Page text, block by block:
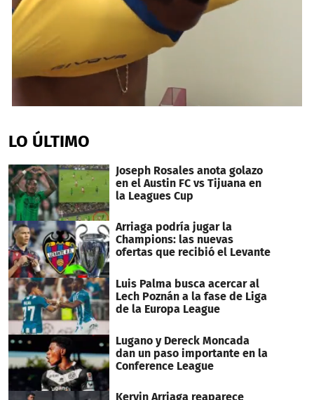
of
1
25
seconds
LO ÚLTIMO
Joseph Rosales anota golazo
en el Austin FC vs Tijuana en
la Leagues Cup
Arriaga podría jugar la
Champions: las nuevas
ofertas que recibió el Levante
Luis Palma busca acercar al
Lech Poznán a la fase de Liga
de la Europa League
Lugano y Dereck Moncada
dan un paso importante en la
Conference League
Kervin Arriaga reaparece